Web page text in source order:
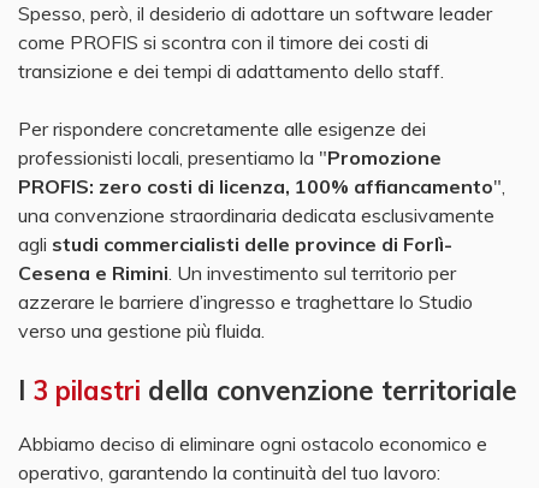
Spesso, però, il desiderio di adottare un software leader
come PROFIS si scontra con il timore dei costi di
transizione e dei tempi di adattamento dello staff.
Per rispondere concretamente alle esigenze dei
professionisti locali, presentiamo la "Promozione
PROFIS: zero costi di licenza, 100% affiancamento",
una convenzione straordinaria dedicata esclusivamente
agli studi commercialisti delle province di Forlì-
Cesena e Rimini. Un investimento sul territorio per
azzerare le barriere d’ingresso e traghettare lo Studio
verso una gestione più fluida.
I 3 pilastri della convenzione territoriale
Abbiamo deciso di eliminare ogni ostacolo economico e
operativo, garantendo la continuità del tuo lavoro: